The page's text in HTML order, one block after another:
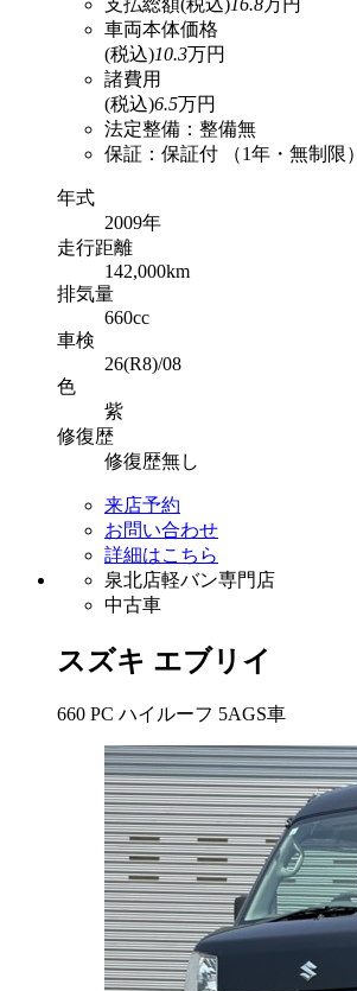
車両本体価格
(税込)10.3万円
諸費用
(税込)6.5万円
法定整備：整備無
保証：保証付 （1年・無制限）
年式
2009年
走行距離
142,000km
排気量
660cc
車検
26(R8)/08
色
紫
修復歴
修復歴無し
来店予約
お問い合わせ
詳細はこちら
泉北店軽バン専門店
中古車
スズキ エブリイ
660 PC ハイルーフ 5AGS車